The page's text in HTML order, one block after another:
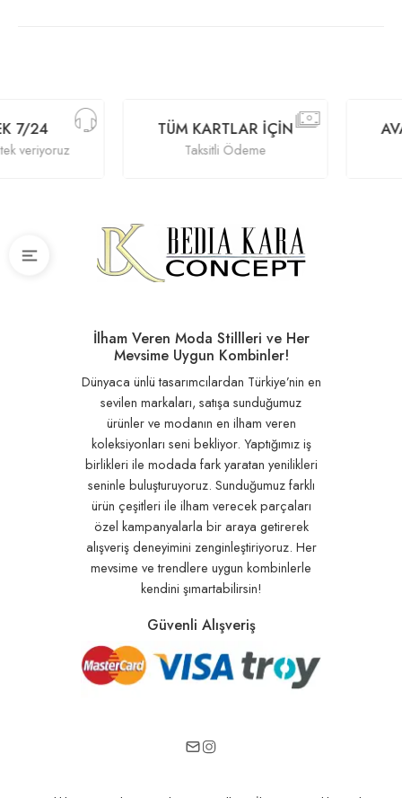
7/24
veriyoruz
TÜM KARTLAR İÇIN
Taksitli Ödeme
İlham Veren Moda Stillleri ve Her
Mevsime Uygun Kombinler!
Dünyaca ünlü tasarımcılardan Türkiye’nin en
sevilen markaları, satışa sunduğumuz
ürünler ve modanın en ilham veren
koleksiyonları seni bekliyor. Yaptığımız iş
birlikleri ile modada fark yaratan yenilikleri
seninle buluşturuyoruz. Sunduğumuz farklı
ürün çeşitleri ile ilham verecek parçaları
özel kampanyalarla bir araya getirerek
alışveriş deneyimini zenginleştiriyoruz. Her
mevsime ve trendlere uygun kombinlerle
kendini şımartabilirsin!
Güvenli Alışveriş